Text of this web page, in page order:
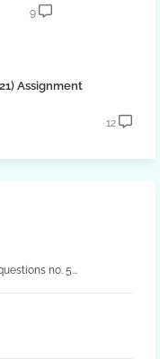
9
Assignment
12
no. 5...